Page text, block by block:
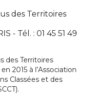
des Territoires
- Tél. : 01 45 51 49
des Territoires
2015 à l’Association
Classées et des